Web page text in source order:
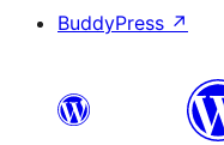
BuddyPress ↗